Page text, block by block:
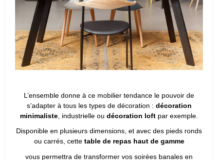
L’ensemble donne à ce mobilier tendance le pouvoir de
s’adapter à tous les types de décoration : décoration
minimaliste , industrielle ou décoration loft par exemple.
Disponible en plusieurs dimensions, et avec des pieds ronds
ou carrés, cette table de repas haut de gamme
vous permettra de transformer vos soirées banales en